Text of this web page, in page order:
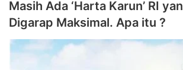
Masih Ada ‘Harta Karun’ RI
Digarap Maksimal. Apa itu ?